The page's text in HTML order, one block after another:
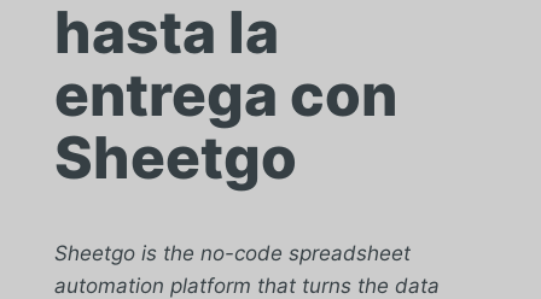
hasta la
entrega con
Sheetgo
Sheetgo is the no-code spreadsheet
automation platform that turns the data